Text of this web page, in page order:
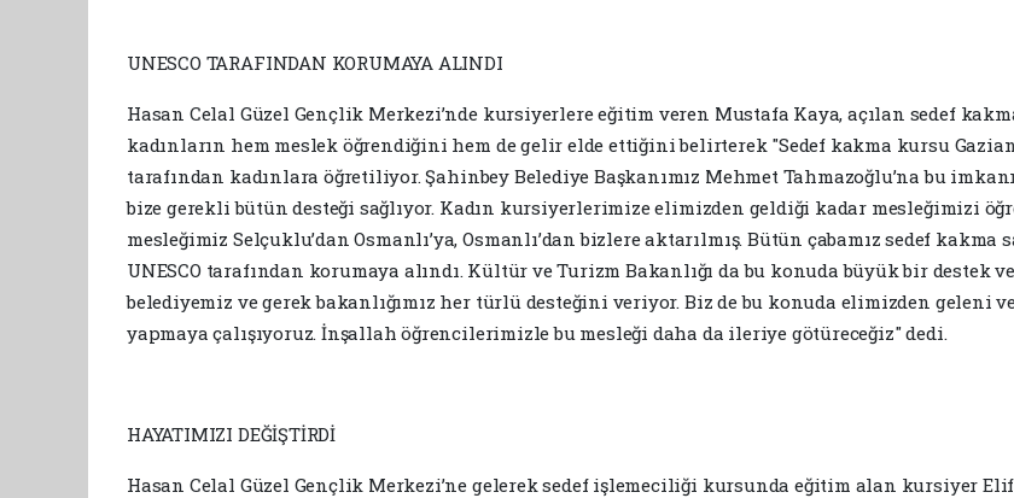
UNESCO TARAFINDAN KORUMAYA ALINDI
Hasan Celal Güzel Gençlik Merkezi’nde kursiyerlere eğitim veren Mustafa Kaya, açılan sedef
kadınların hem meslek öğrendiğini hem de gelir elde ettiğini belirterek "Sedef kakma kursu
tarafından kadınlara öğretiliyor. Şahinbey Belediye Başkanımız Mehmet Tahmazoğlu’na bu
bize gerekli bütün desteği sağlıyor. Kadın kursiyerlerimize elimizden geldiği kadar mesleğimizi
mesleğimiz Selçuklu’dan Osmanlı’ya, Osmanlı’dan bizlere aktarılmış. Bütün çabamız sedef
UNESCO tarafından korumaya alındı. Kültür ve Turizm Bakanlığı da bu konuda büyük bir destek
belediyemiz ve gerek bakanlığımız her türlü desteğini veriyor. Biz de bu konuda elimizden geleni
yapmaya çalışıyoruz. İnşallah öğrencilerimizle bu mesleği daha da ileriye götüreceğiz" dedi.
HAYATIMIZI DEĞİŞTİRDİ
Hasan Celal Güzel Gençlik Merkezi’ne gelerek sedef işlemeciliği kursunda eğitim alan kursiyer Elif